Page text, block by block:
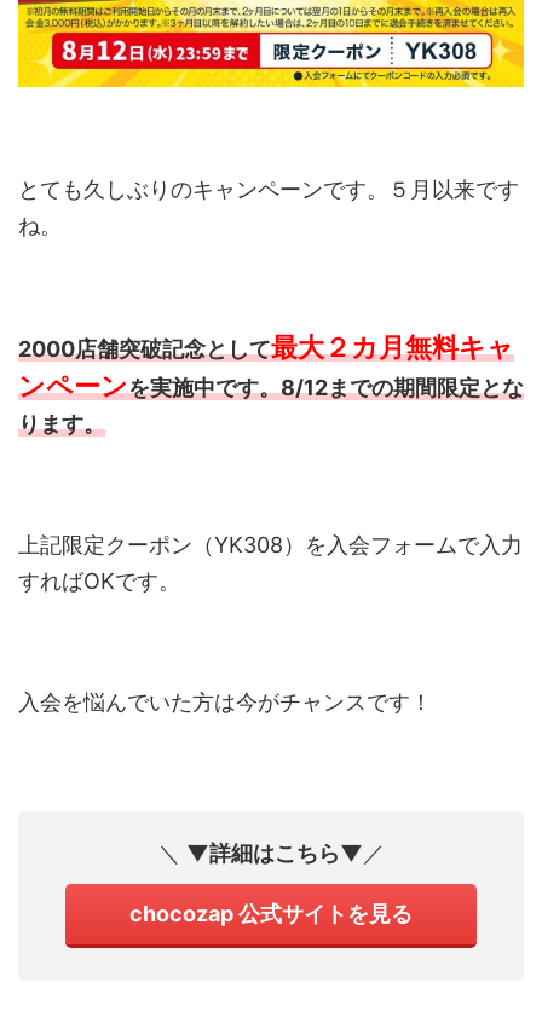
とても久しぶりのキャンペーンです。５月以来です
ね。
2000店舗突破記念として最大２カ月無料キャ
ンペーンを実施中です。8/12までの期間限定とな
ります。
上記限定クーポン（YK308）を入会フォームで入力
すればOKです。
入会を悩んでいた方は今がチャンスです！
＼ ▼詳細はこちら▼／
chocozap 公式サイトを見る